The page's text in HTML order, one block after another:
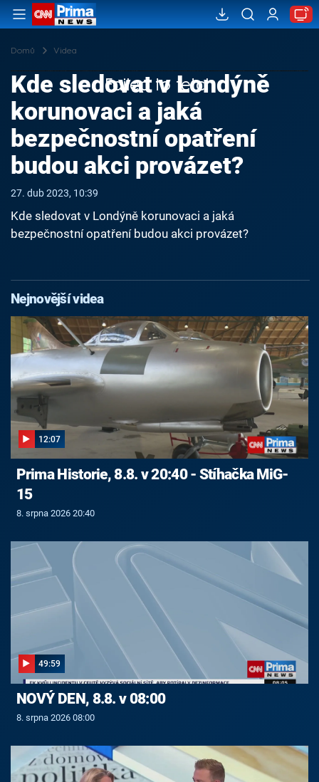
Domů Videa
Failed to fetch
Kde sledovat v Londýně
korunovaci a jaká
bezpečnostní opatření
budou akci provázet?
27. dub 2023, 10:39
Kde sledovat v Londýně korunovaci a jaká
bezpečnostní opatření budou akci provázet?
Nejnovější videa
12:07
Prima Historie, 8.8. v 20:40 - Stíhačka MiG-
15
8. srpna 2026 20:40
49:59
NOVÝ DEN, 8.8. v 08:00
8. srpna 2026 08:00